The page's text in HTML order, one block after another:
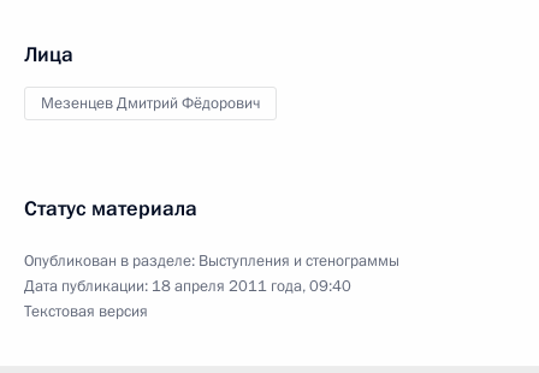
Лица
Мезенцев Дмитрий Фёдорович
Статус материала
Опубликован в разделе: Выступления и стенограммы
Дата публикации: 18 апреля 2011 года, 09:40
Текстовая версия